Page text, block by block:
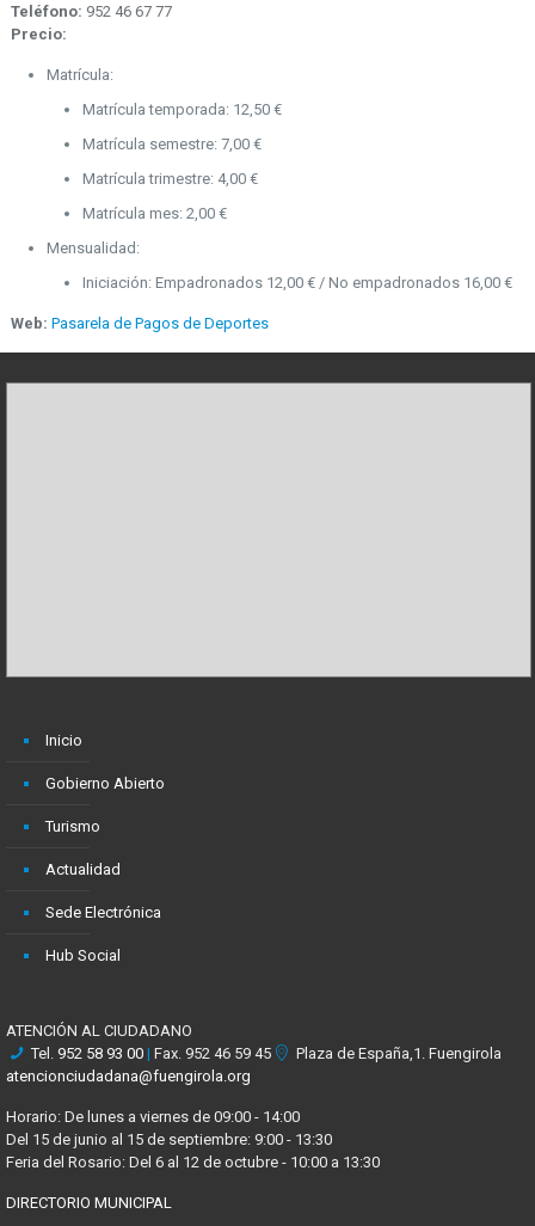
Teléfono: 952 46 67 77
Precio:
Matrícula:
Matrícula temporada: 12,50 €
Matrícula semestre: 7,00 €
Matrícula trimestre: 4,00 €
Matrícula mes: 2,00 €
Mensualidad:
Iniciación: Empadronados 12,00 € / No empadronados 16,00 €
Web: Pasarela de Pagos de Deportes
Inicio
Gobierno Abierto
Turismo
Actualidad
Sede Electrónica
Hub Social
ATENCIÓN AL CIUDADANO
Tel. 952 58 93 00 | Fax. 952 46 59 45
Plaza de España,1. Fuengirola
atencionciudadana@fuengirola.org
Horario: De lunes a viernes de 09:00 - 14:00
Del 15 de junio al 15 de septiembre: 9:00 - 13:30
Feria del Rosario: Del 6 al 12 de octubre - 10:00 a 13:30
DIRECTORIO MUNICIPAL